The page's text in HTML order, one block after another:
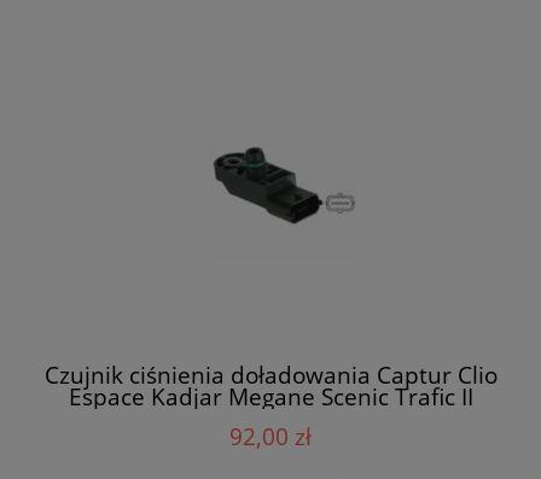
Czujnik ciśnienia doładowania Captur Clio
Espace Kadjar Megane Scenic Trafic II
Delphi PS10130
92,00 zł